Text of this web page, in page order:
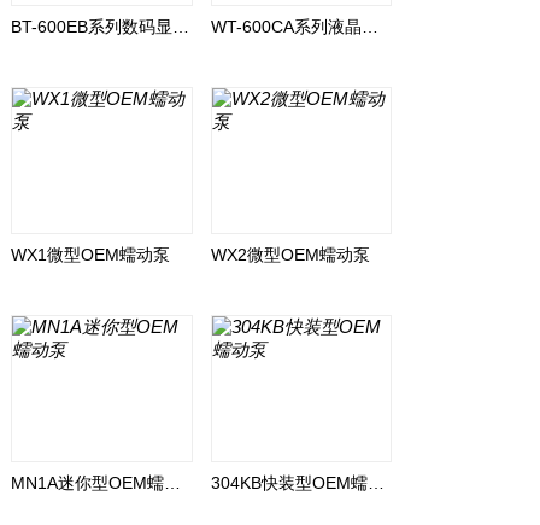
WX1微型OEM蠕动泵 WX2微型OEM蠕动泵
MN1A迷你型OEM蠕动泵 304KB快装型OEM蠕动泵